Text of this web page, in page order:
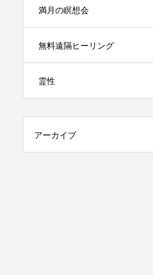
満月の瞑想会
無料遠隔ヒーリング
霊性
アーカイブ